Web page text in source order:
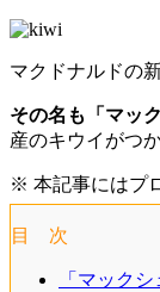
マクドナルドの
その名も「マッ
産のキウイがつ
※ 本記事にはプ
目 次
「マック